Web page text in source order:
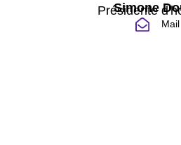
Simone
Présidente
Mail